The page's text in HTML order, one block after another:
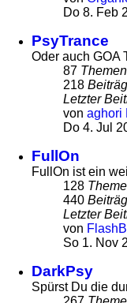
Do 8. Feb
PsyTrance
Oder auch GOA
87 Themen
218
Letzter
von aghori
Do 4. Jul
FullOn
FullOn ist ein
128
440
Letzter
von
So 1. Nov
DarkPsy
Spürst Du die